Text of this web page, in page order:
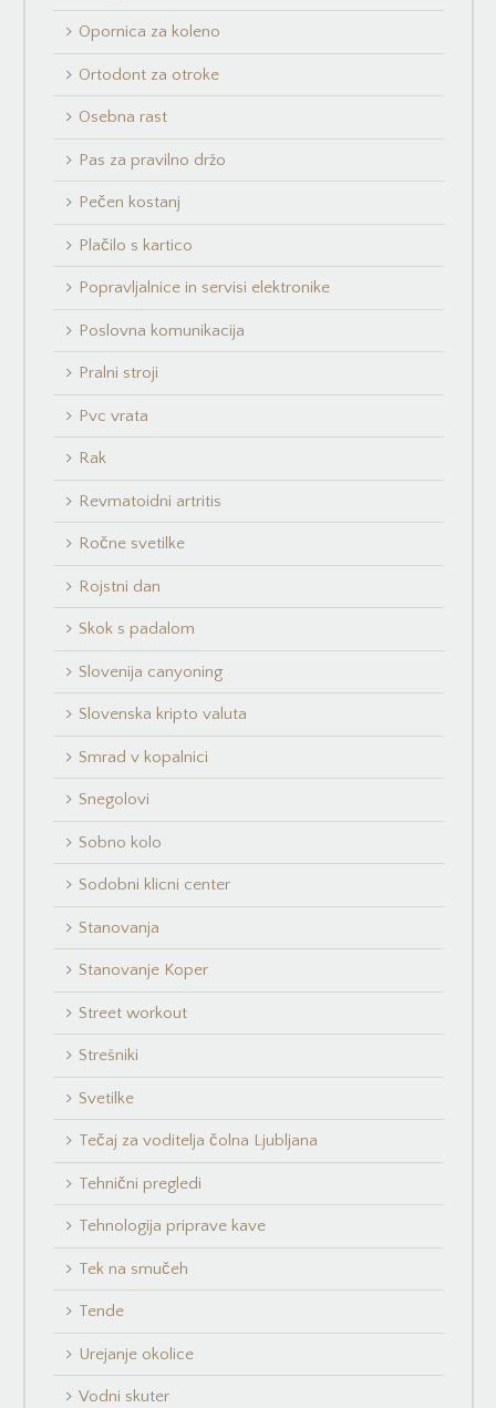
Opornica za koleno
Ortodont za otroke
Osebna rast
Pas za pravilno držo
Pečen kostanj
Plačilo s kartico
Popravljalnice in servisi elektronike
Poslovna komunikacija
Pralni stroji
Pvc vrata
Rak
Revmatoidni artritis
Ročne svetilke
Rojstni dan
Skok s padalom
Slovenija canyoning
Slovenska kripto valuta
Smrad v kopalnici
Snegolovi
Sobno kolo
Sodobni klicni center
Stanovanja
Stanovanje Koper
Street workout
Strešniki
Svetilke
Tečaj za voditelja čolna Ljubljana
Tehnični pregledi
Tehnologija priprave kave
Tek na smučeh
Tende
Urejanje okolice
Vodni skuter